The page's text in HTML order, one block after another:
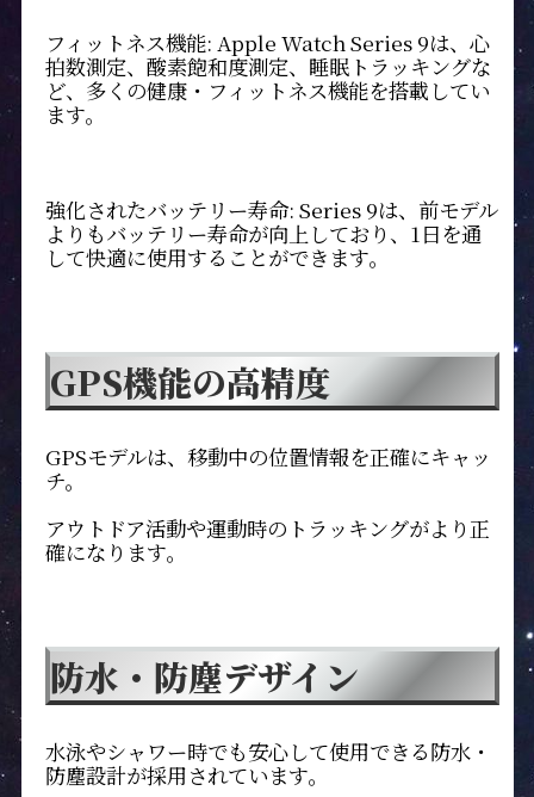
フィットネス機能: Apple Watch Series 9は、心
拍数測定、酸素飽和度測定、睡眠トラッキングな
ど、多くの健康・フィットネス機能を搭載してい
ます。
強化されたバッテリー寿命: Series 9は、前モデル
よりもバッテリー寿命が向上しており、1日を通
して快適に使用することができます。
GPS機能の高精度
GPSモデルは、移動中の位置情報を正確にキャッ
チ。
アウトドア活動や運動時のトラッキングがより正
確になります。
防水・防塵デザイン
水泳やシャワー時でも安心して使用できる防水・
防塵設計が採用されています。